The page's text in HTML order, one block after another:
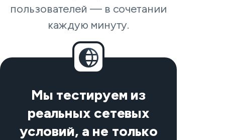
пользователей — в сочетании
каждую минуту.
Мы тестируем из
реальных сетевых
условий, а не только